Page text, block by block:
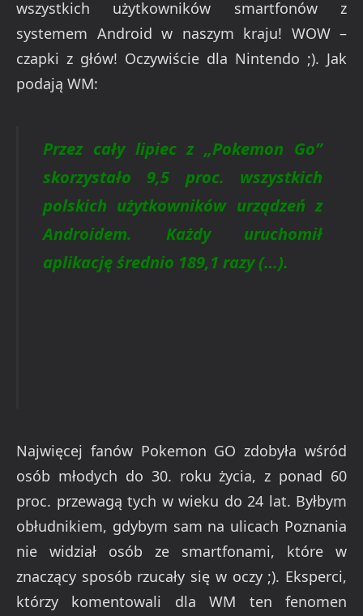
wszystkich użytkowników smartfonów z
systemem Android w naszym kraju! WOW –
czapki z głów! Oczywiście dla Nintendo ;). Jak
podają WM:
Przez cały lipiec z „Pokemon Go”
skorzystało 9,5 proc. wszystkich
polskich użytkowników urządzeń z
Androidem. Każdy uruchomił
aplikację średnio 189,1 razy (…).
Najwięcej fanów Pokemon GO zdobyła wśród
osób młodych do 30. roku życia, z ponad 60
proc. przewagą tych w wieku do 24 lat. Byłbym
obłudnikiem, gdybym sam na ulicach Poznania
nie widział osób ze smartfonami, które w
znaczący sposób rzucały się w oczy ;). Eksperci,
którzy komentowali dla WM ten fenomen